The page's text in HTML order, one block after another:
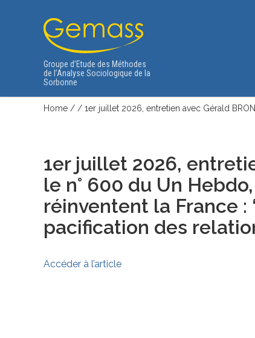
Groupe d’Etude des Méthodes
de l’Analyse Sociologique de la
Sorbonne
Home / / 1er juillet 2026, entretien avec Gérald
1er juillet 2026,
le n° 600 du Un
réinventent la France :
pacification des
Accéder à l’article